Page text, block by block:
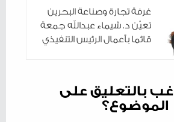
سلسلة جلساته التدريبية في
غرفة تجارة وصناعة البحرين
تعيّن د. شيماء عبدالله جمعة
قائما بأعمال الرئيس التنفيذي
بالتعليق على
الموضوع؟